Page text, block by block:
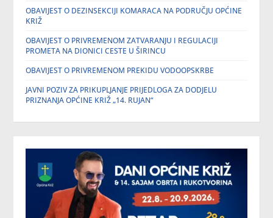
OBAVIJEST O DEZINSEKCIJI KOMARACA NA PODRUČJU OPĆINE
KRIŽ
OBAVIJEST O PRIVREMENOM ZATVARANJU I REGULACIJI
PROMETA NA DIONICI CESTE U ŠIRINCU
OBAVIJEST O PRIVREMENOM PREKIDU VODOOPSKRBE
JAVNI POZIV ZA PRIKUPLJANJE PRIJEDLOGA ZA DODJELU
PRIZNANJA OPĆINE KRIŽ „14. RUJAN“